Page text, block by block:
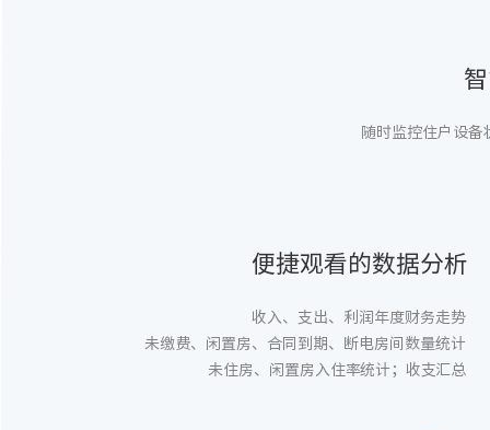
便捷观看的数据分析
收入、支出、利润年度财务走势
未缴费、闲置房、合同到期、断电房间数量统计
未住房、闲置房入住率统计；收支汇总
随时监控住户设备